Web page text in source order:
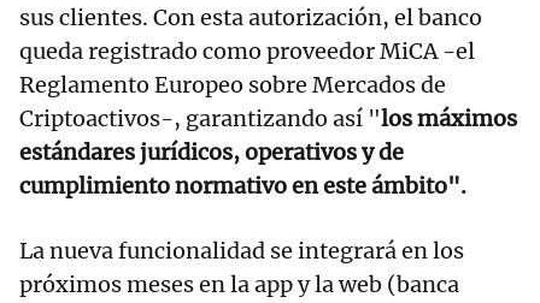
sus clientes. Con esta autorización, el banco
queda registrado como proveedor MiCA -el
Reglamento Europeo sobre Mercados de
Criptoactivos-, garantizando así "los máximos
estándares jurídicos, operativos y de
cumplimiento normativo en este ámbito".
La nueva funcionalidad se integrará en los
próximos meses en la app y la web (banca